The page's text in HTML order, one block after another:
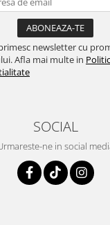
newsletter cu
Afla mai multe in
SOCIAL
ne in social